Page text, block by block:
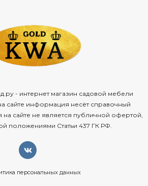
- интернет магазин садовой мебели
сайте информация несёт справочный
сайте не является публичной офертой,
положениями Статьи 437 ГК РФ.
персональных данных